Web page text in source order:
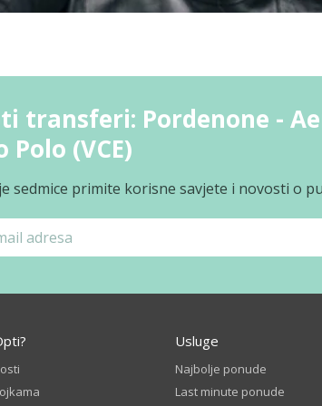
transferi: Pordenone -
Polo (VCE)
sedmice primite korisne savjete i novosti o
Usluge
Najbolje ponude
Last minute ponude